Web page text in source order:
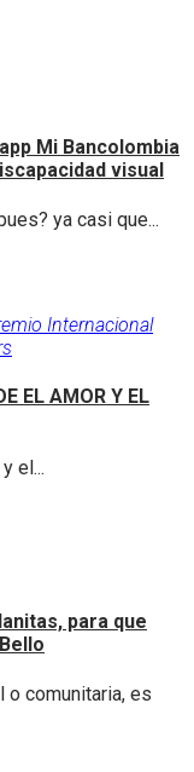
Mi Bancolombia
visual
ya casi que...
Internacional
EL AMOR Y EL
el...
para que
o comunitaria, es